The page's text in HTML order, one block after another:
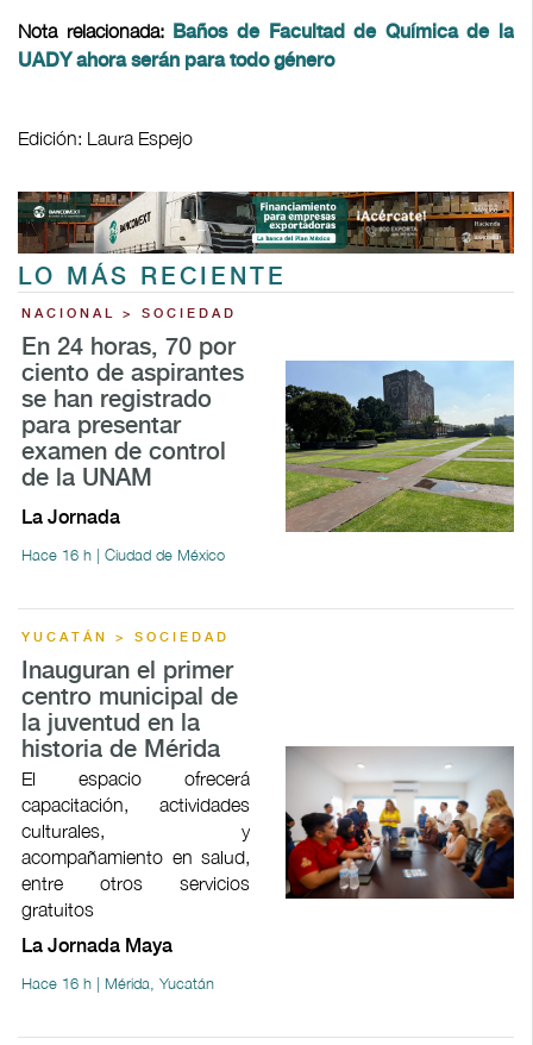
Nota relacionada: Baños de Facultad de Química de la
UADY ahora serán para todo género
Edición: Laura Espejo
LO MÁS RECIENTE
NACIONAL > SOCIEDAD
En 24 horas, 70 por
ciento de aspirantes
se han registrado
para presentar
examen de control
de la UNAM
La Jornada
Hace 16 h | Ciudad de México
YUCATÁN > SOCIEDAD
Inauguran el primer
centro municipal de
la juventud en la
historia de Mérida
El espacio ofrecerá
capacitación, actividades
culturales, y
acompañamiento en salud,
entre otros servicios
gratuitos
La Jornada Maya
Hace 16 h | Mérida, Yucatán